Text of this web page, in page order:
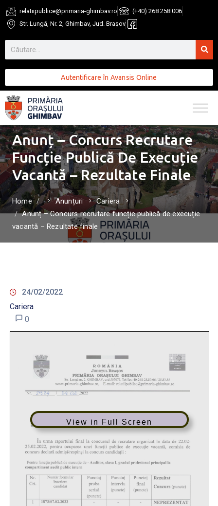
relatiipublice@primaria-ghimbav.ro
(+40) 268 258 006
Str. Lungă, Nr. 2, Ghimbav, Jud. Brașov
Autentificare în Avansis Online
Anunț – Concurs Recrutare
Funcție Publică De Execuție
Vacantă – Rezultate Finale
Home Anunțuri
Cariera
Anunț – Concurs recrutare funcție publică de execuție
vacantă – Rezultate finale
24/02/2022
Cariera
0
View in Full Screen